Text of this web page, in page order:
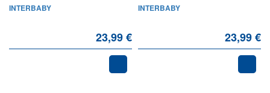
INTERBABY
23,99 €
INTERBABY
23,99 €